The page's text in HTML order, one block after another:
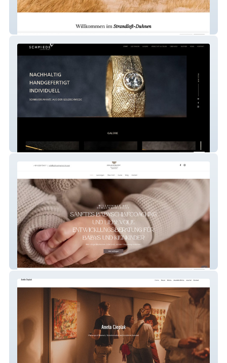
Strandloft Duhnen
SCHMIEDE Carmen Waibel
Schlummerleicht